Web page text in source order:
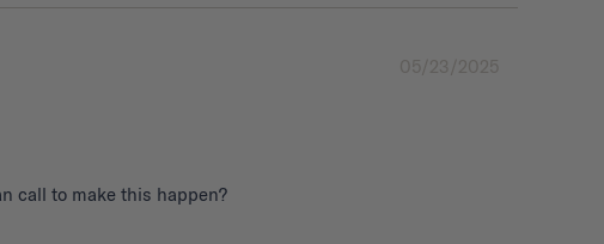
05/23/2025
call to make this happen?